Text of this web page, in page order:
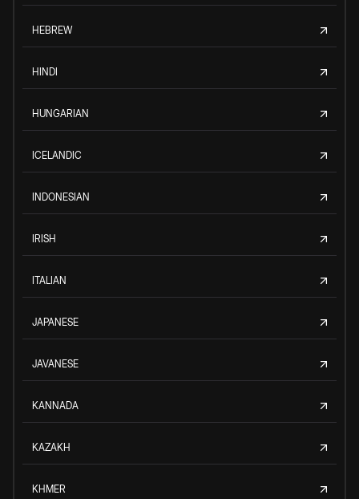
HEBREW
HINDI
HUNGARIAN
ICELANDIC
INDONESIAN
IRISH
ITALIAN
JAPANESE
JAVANESE
KANNADA
KAZAKH
KHMER